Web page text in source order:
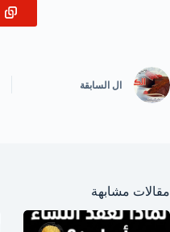
ال السابقة
مقالات مشابهة